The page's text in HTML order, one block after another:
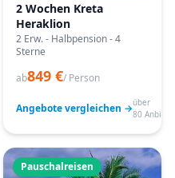
2 Wochen Kreta
Heraklion
2 Erw. - Halbpension - 4
Sterne
ab849 €/ Person
Angebote vergleichen →über
80
Pauschalreisen